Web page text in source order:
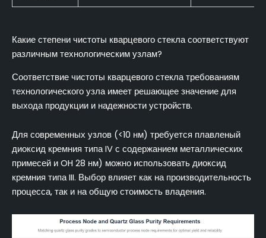
Какие степени чистоты кварцевого стекла соответствуют
различным технологическим узлам?
Соответствие чистоты кварцевого стекла требованиям
технологического узла имеет решающее значение для
выхода продукции и надежности устройств.
Для современных узлов (<10 нм) требуется плавленый
диоксид кремния типа IV с содержанием металлических
примесей и OH 28 нм) можно использовать диоксид
кремния типа III. Выбор влияет как на производительность
процесса, так и на общую стоимость владения.